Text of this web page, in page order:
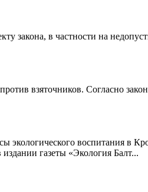
закона, в частности на
взяточников. Согласно
экологического воспитания в
газеты «Экология Балт...